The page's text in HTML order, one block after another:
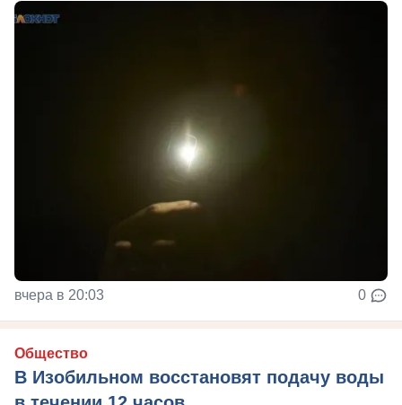
вчера в 20:03 0
Общество
В Изобильном восстановят подачу воды